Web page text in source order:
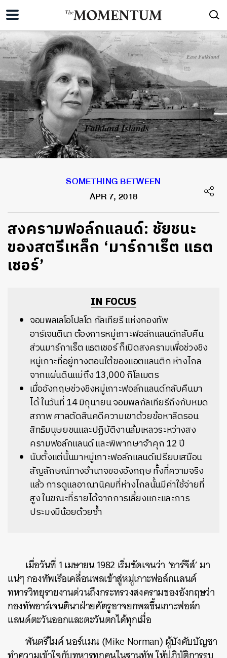
SOMETHING BETWEEN
APR 7, 2018
สงครามฟอล์กแลนด์: ชัยชนะ
ของสตรีเหล็ก ‘มาร์กาเร็ต แธต
เชอร์’
IN FOCUS
จอมพลเลโอโปลโด กัลเทียรี แห่งกองทัพ
อาร์เจนตินา ต้องการหมู่เกาะฟอล์กแลนด์กลับคืน
ส่วนมาร์กาเร็ต แธตเชอร์ ก็เปิดสงครามเพื่อช่วงชิง
หมู่เกาะที่อยู่ทางตอนใต้ของแอตแลนติก ห่างไกล
จากแผ่นดินแม่ถึง 13,000 กิโลเมตร
เมื่ออังกฤษช่วงชิงหมู่เกาะฟอล์กแลนด์กลับคืนมา
ได้ ในวันที่ 14 มิถุนายน จอมพลกัลเทียรีถึงกับหมด
สภาพ ศาลตัดสินคดีความเขาด้วยข้อหาลิดรอน
สิทธิมนุษยชนและปฏิบัติงานล้มเหลวระหว่างสง
ครามฟอล์กแลนด์ และพิพากษาจำคุก 12 ปี
นับตั้งแต่นั้นมาหมู่เกาะฟอล์กแลนด์เปรียบเสมือน
สัญลักษณ์ทางอำนาจของอังกฤษ ทั้งที่ความจริง
แล้ว การดูแลอาณานิคมที่ห่างไกลนั้นมีค่าใช้จ่ายที่
สูง ในขณะที่รายได้จากการเลี้ยงแกะและการ
ประมงมีน้อยด้วยซ้ำ
เมื่อวันที่ 1 เมษายน 1982 เริ่มชัดเจนว่า ‘อาร์จีส์’มา
แน่ๆ กองทัพเรือเคลื่อนพลเข้าสู่หมู่เกาะฟอล์กแลนด์
ทหารวิทยุรายงานด่วนถึงกระทรวงสงครามของอังกฤษว่า
กองทัพอาร์เจนตินาฝ่ายศัตรูอาจยกพลขึ้นเกาะฟอล์ก
แลนด์ตะวันออกและตะวันตกได้ทุกเมื่อ
พันตรีไมค์ นอร์แมน (Mike Norman) ผู้บังคับบัญชา